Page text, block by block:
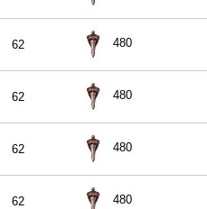
62 480
62 480
62 480
62 480